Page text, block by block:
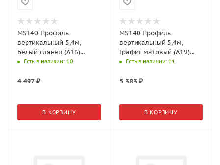
MS140 Профиль
вертикальный 5,4м,
Белый глянец (А16)
MODUS
Есть в наличии: 10
4 497₽
В КОРЗИНУ
MS140 Профиль
вертикальный 5,4м,
Графит матовый (А19)
MODUS
Есть в наличии: 11
5 383₽
В КОРЗИНУ